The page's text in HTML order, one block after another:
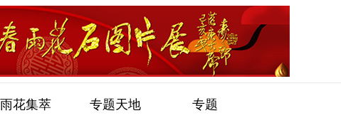
雨花集萃 专题天地 专题